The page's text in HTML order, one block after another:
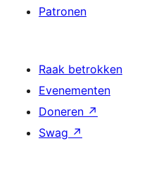
Patronen
Raak betrokken
Evenementen
Doneren ↗
Swag ↗